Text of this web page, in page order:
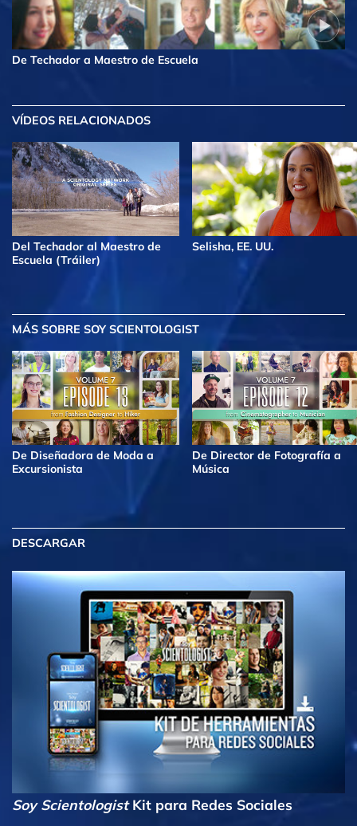
De Techador a Maestro de Escuela
VÍDEOS RELACIONADOS
Del Techador al Maestro de
Escuela (Tráiler)
Selisha, EE. UU.
MÁS SOBRE SOY SCIENTOLOGIST
De Diseñadora de Moda a
Excursionista
De Director de Fotografía a
Música
DESCARGAR
Soy ScientologistKit para Redes Sociales